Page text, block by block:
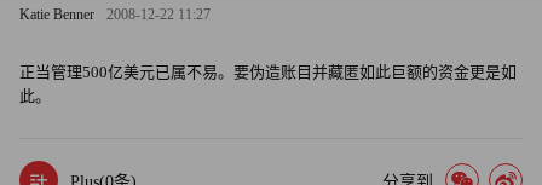
Katie Benner 2008-12-22 11:27
正当管理500亿美元已属不易。要伪造账目并藏匿如此巨额的资金更是如
此。